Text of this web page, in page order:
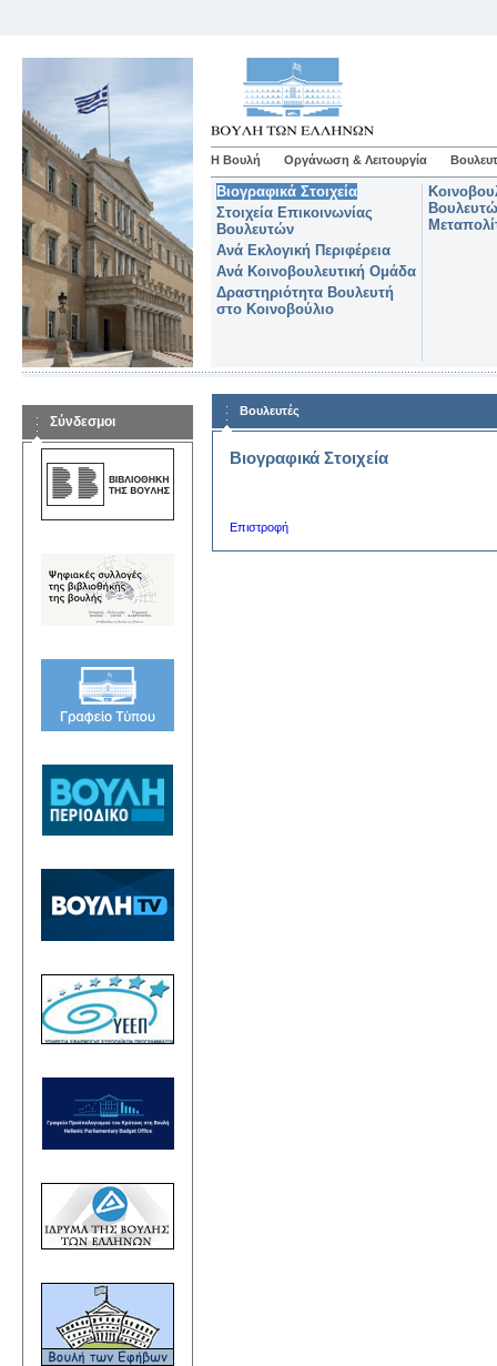
Η Βουλή Οργάνωση & Λειτουργία
Βιογραφικά Στοιχεία
Στοιχεία Επικοινωνίας
Βουλευτών
Ανά Εκλογική Περιφέρεια
Ανά Κοινοβουλευτική Ομάδα
Δραστηριότητα Βουλευτή
στο Κοινοβούλιο
Σύνδεσμοι
Βουλευτές
Βιογραφικά Στοιχεία
Επιστροφή